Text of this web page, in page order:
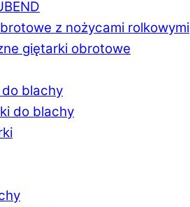
z nożycami rolkowymi
giętarki obrotowe
blachy
do blachy